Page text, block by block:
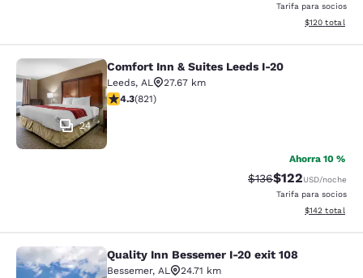
Tarifa para socios
Ver detalles
$120 total
Comfort Inn & Suites Leeds I-20
24
Comfort Inn & Suites Leeds I-20
Leeds, AL
27.67 km
Calificación de 4.29 estrellas. Excelente. 821 reseñas
4.3(821)
Ahorra 10 %
Tarifa tachada:
$136Tarifa reducida:
$122USD/noche
Tarifa para socios
Ver detalles
$142 total
Quality Inn Bessemer I-20 exit 108
Quality Inn Bessemer I-20 exit 108
Bessemer, AL
24.71 km